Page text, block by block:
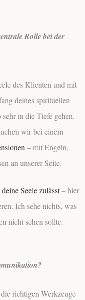
Rolle bei der
des Klienten und mit
deines spirituellen
in die Tiefe gehen.
wir bei einem
– mit Engeln,
an unserer Seite.
Seele zulässt– hier
Ich sehe nichts, was
nicht sehen sollte.
richtigen Werkzeuge